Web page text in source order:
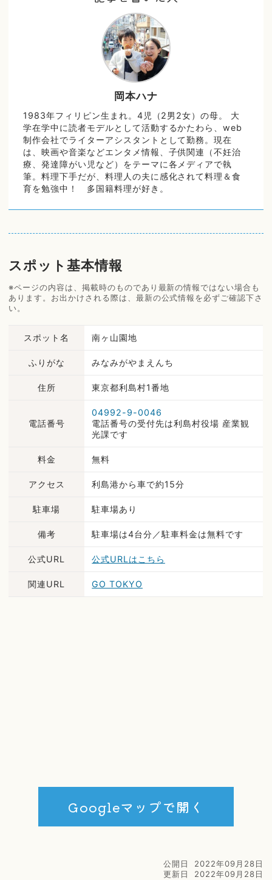
岡本ハナ
1983年フィリピン生まれ。4児（2男2女）の母。 大
学在学中に読者モデルとして活動するかたわら、web
制作会社でライターアシスタントとして勤務。現在
は、映画や音楽などエンタメ情報、子供関連（不妊治
療、発達障がい児など）をテーマに各メディアで執
筆。料理下手だが、料理人の夫に感化されて料理＆食
育を勉強中！ 多国籍料理が好き。
スポット基本情報
※ページの内容は、掲載時のものであり最新の情報ではない場合も
あります。お出かけされる際は、最新の公式情報を必ずご確認下さ
い。
スポット名 南ヶ山園地
ふりがな みなみがやまえんち
住所 東京都利島村1番地
電話番号
04992-9-0046
電話番号の受付先は利島村役場 産業観
光課です
料金 無料
アクセス 利島港から車で約15分
駐車場 駐車場あり
備考 駐車場は4台分／駐車料金は無料です
公式URL 公式URLはこちら
関連URL GO TOKYO
Googleマップで開く
公開日
2022年09月28日
更新日
2022年09月28日